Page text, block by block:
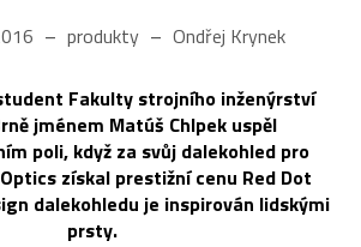
produkty Ondřej Krynek
Fakulty strojního inženýrství
jménem Matúš Chlpek uspěl
poli, když za svůj dalekohled pro
získal prestižní cenu Red Dot
dalekohledu je inspirován lidskými
prsty.